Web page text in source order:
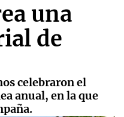
una
de
celebraron el
anual, en la que